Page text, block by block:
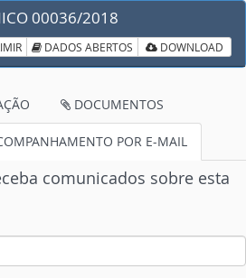
00036/2018
DADOS ABERTOS DOWNLOAD
DOCUMENTOS
POR E-MAIL
comunicados sobre esta